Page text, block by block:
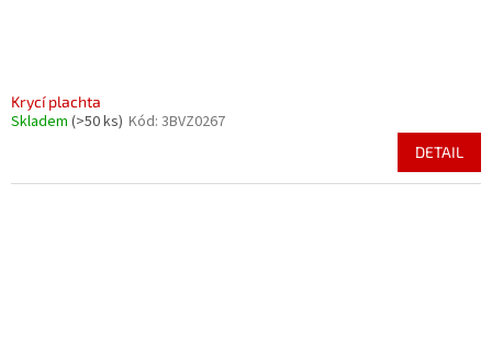
Krycí plachta
Skladem (>50 ks) Kód: 3BVZ0267
DETAIL